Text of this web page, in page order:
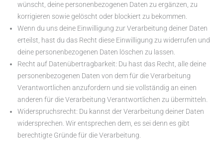
wünscht, deine personenbezogenen Daten zu ergänzen, zu
korrigieren sowie gelöscht oder blockiert zu bekommen.
Wenn du uns deine Einwilligung zur Verarbeitung deiner Daten
erteilst, hast du das Recht diese Einwilligung zu widerrufen und
deine personenbezogenen Daten löschen zu lassen.
Recht auf Datenübertragbarkeit: Du hast das Recht, alle deine
personenbezogenen Daten von dem für die Verarbeitung
Verantwortlichen anzufordern und sie vollständig an einen
anderen für die Verarbeitung Verantwortlichen zu übermitteln.
Widerspruchsrecht: Du kannst der Verarbeitung deiner Daten
widersprechen. Wir entsprechen dem, es sei denn es gibt
berechtigte Gründe für die Verarbeitung.